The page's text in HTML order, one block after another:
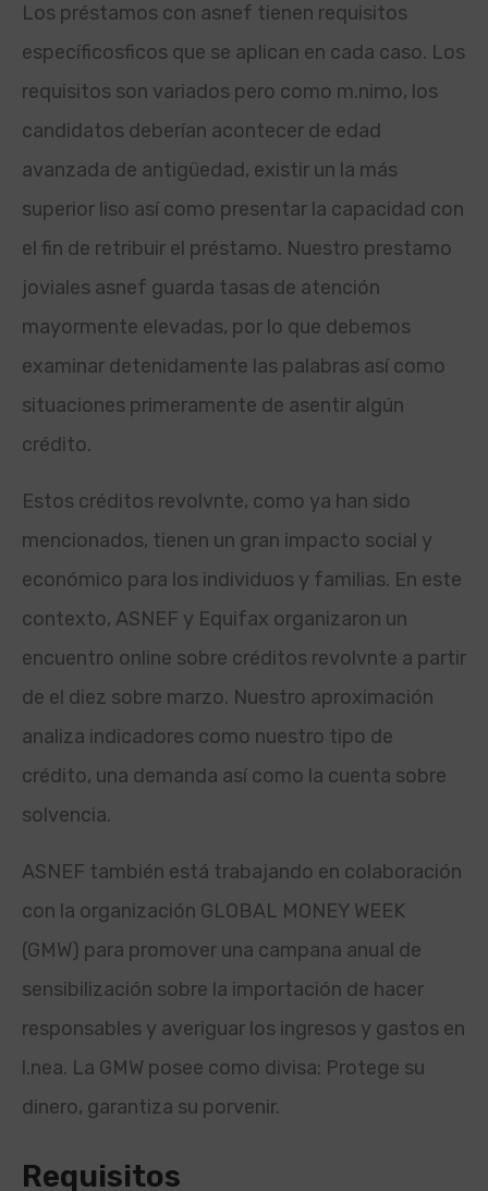
Los préstamos con asnef tienen requisitos
específicosficos que se aplican en cada caso. Los
requisitos son variados pero como m.nimo, los
candidatos deberían acontecer de edad
avanzada de antigüedad, existir un la más
superior liso así­ como presentar la capacidad con
el fin de retribuir el préstamo. Nuestro prestamo
joviales asnef guarda tasas de atención
mayormente elevadas, por lo que debemos
examinar detenidamente las palabras así­ como
situaciones primeramente de asentir algún
crédito.
Estos créditos revolvnte, como ya han sido
mencionados, tienen un gran impacto social y
económico para los individuos y familias. En este
contexto, ASNEF y Equifax organizaron un
encuentro online sobre créditos revolvnte a partir
de el diez sobre marzo. Nuestro aproximación
analiza indicadores como nuestro tipo de
crédito, una demanda así­ como la cuenta sobre
solvencia.
ASNEF también está trabajando en colaboración
con la organización GLOBAL MONEY WEEK
(GMW) para promover una campana anual de
sensibilización sobre la importación de hacer
responsables y averiguar los ingresos y gastos en
l.nea. La GMW posee como divisa: Protege su
dinero, garantiza su porvenir.
Requisitos